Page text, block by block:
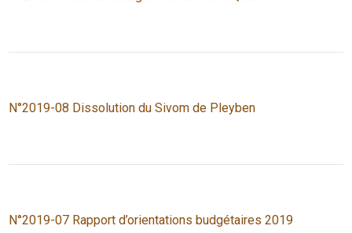
N°2019-08 Dissolution du Sivom de Pleyben
N°2019-07 Rapport d’orientations budgétaires 2019